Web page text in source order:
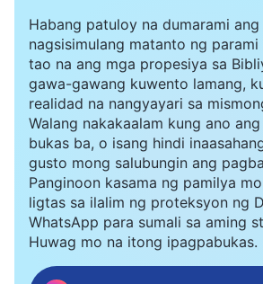
mag-alala ang mga may-edad
at nag-aalala siya kung ano
kung sa huli ay maaresto nga
at madawit ang pamilya niya.
ang mga may-edad niyang
kabila ay angpananampalataya
Diyos at pagsunod sa tamang
Chen Xiao sa isang mahirap na
Pagkatapos, mariing sinabi ng
“Ang gobyernong CCP ay
Habang patuloy na dumarami ang
nagsisimulang matanto ng
tao na ang mga propesiya sa
gawa-gawang kuwento lamang,
realidad na nangyayari sa
Walang nakakaalam kung ano
bukas ba, o isang hindi
gusto mong salubungin ang
Panginoon kasama ng pamilya
ligtas sa ilalim ng proteksyon ng
WhatsApp para sumali sa aming
Huwag mo na itong ipagpabukas.